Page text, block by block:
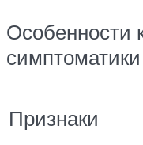
Особенности
Признаки